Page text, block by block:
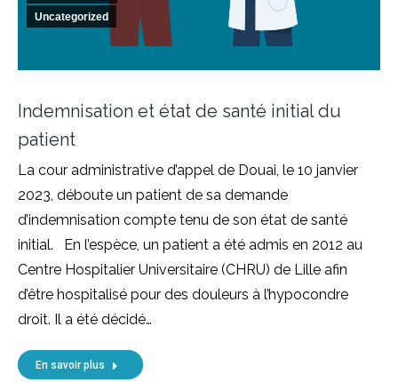
Uncategorized
Indemnisation et état de santé initial du
patient
La cour administrative d’appel de Douai, le 10 janvier
2023, déboute un patient de sa demande
d’indemnisation compte tenu de son état de santé
initial. En l’espèce, un patient a été admis en 2012 au
Centre Hospitalier Universitaire (CHRU) de Lille afin
d’être hospitalisé pour des douleurs à l’hypocondre
droit. Il a été décidé…
En savoir plus